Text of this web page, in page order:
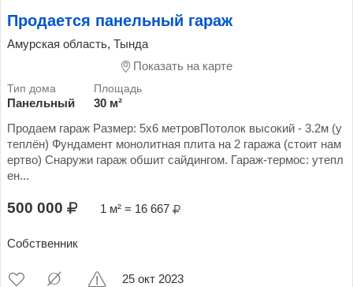
Продается панельный гараж
Амурская область, Тында
Показать на карте
Панельный
30 м²
Продаем гараж Размер: 5х6 метровПотолок высокий - 3.2м (у
теплён) Фундамент монолитная плита на 2 гаража (стоит нам
ертво) Снаружи гараж обшит сайдингом. Гараж-термос: утепл
ен...
500 000 1 м² = 16 667
Собственник
25 окт 2023